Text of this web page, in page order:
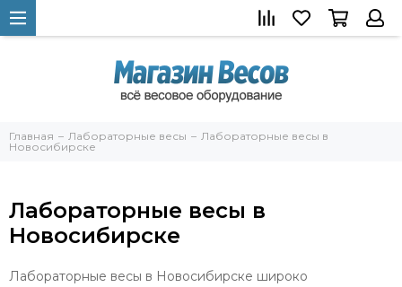
Главная Лабораторные весы
Лабораторные весы в
Новосибирске
Лабораторные весы в
Новосибирске
Лабораторные весы в Новосибирске широко